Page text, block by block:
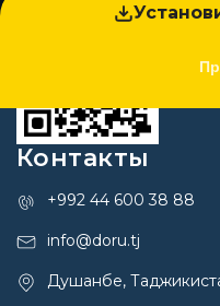
Контакты
+992 44 600 38 88
info@doru.tj
Душанбе,